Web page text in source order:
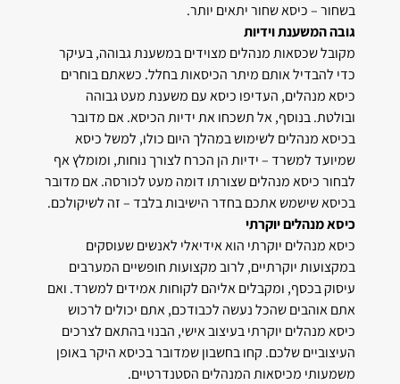
בשחור – כיסא שחור יתאים יותר.
גובה המשענת וידיות
מקובל שכסאות מנהלים מצוידים במשענת גבוהה, בעיקר
כדי להבדיל אותם מיתר הכיסאות בחלל. כשאתם בוחרים
כיסא מנהלים, העדיפו כיסא עם משענת מעט גבוהה
ובולטת. בנוסף, אל תשכחו את ידיות הכיסא. אם מדובר
בכיסא מנהלים לשימוש במהלך היום כולו, למשל כיסא
שמיועד למשרד – ידיות הן הכרח לצורך נוחות, ומומלץ אף
לבחור כיסא מנהלים שצורתו דומה מעט לכורסה. אם מדובר
בכיסא שישמש אתכם בחדר הישיבות בלבד – זה לשיקולכם.
כיסא מנהלים יוקרתי
כיסא מנהלים יוקרתי הוא אידיאלי לאנשים שעוסקים
במקצועות יוקרתיים, לרוב מקצועות חופשיים המערבים
עיסוק בכסף, ומקבלים אליהם לקוחות אמידים למשרד. ואם
אתם אוהבים שהכל נעשה לכבודכם, אתם יכולים לרכוש
כיסא מנהלים יוקרתי בעיצוב אישי, הבנוי בהתאם לצרכים
העיצוביים שלכם. קחו בחשבון שמדובר בכיסא היקר באופן
משמעותי מכיסאות המנהלים הסטנדרטיים.